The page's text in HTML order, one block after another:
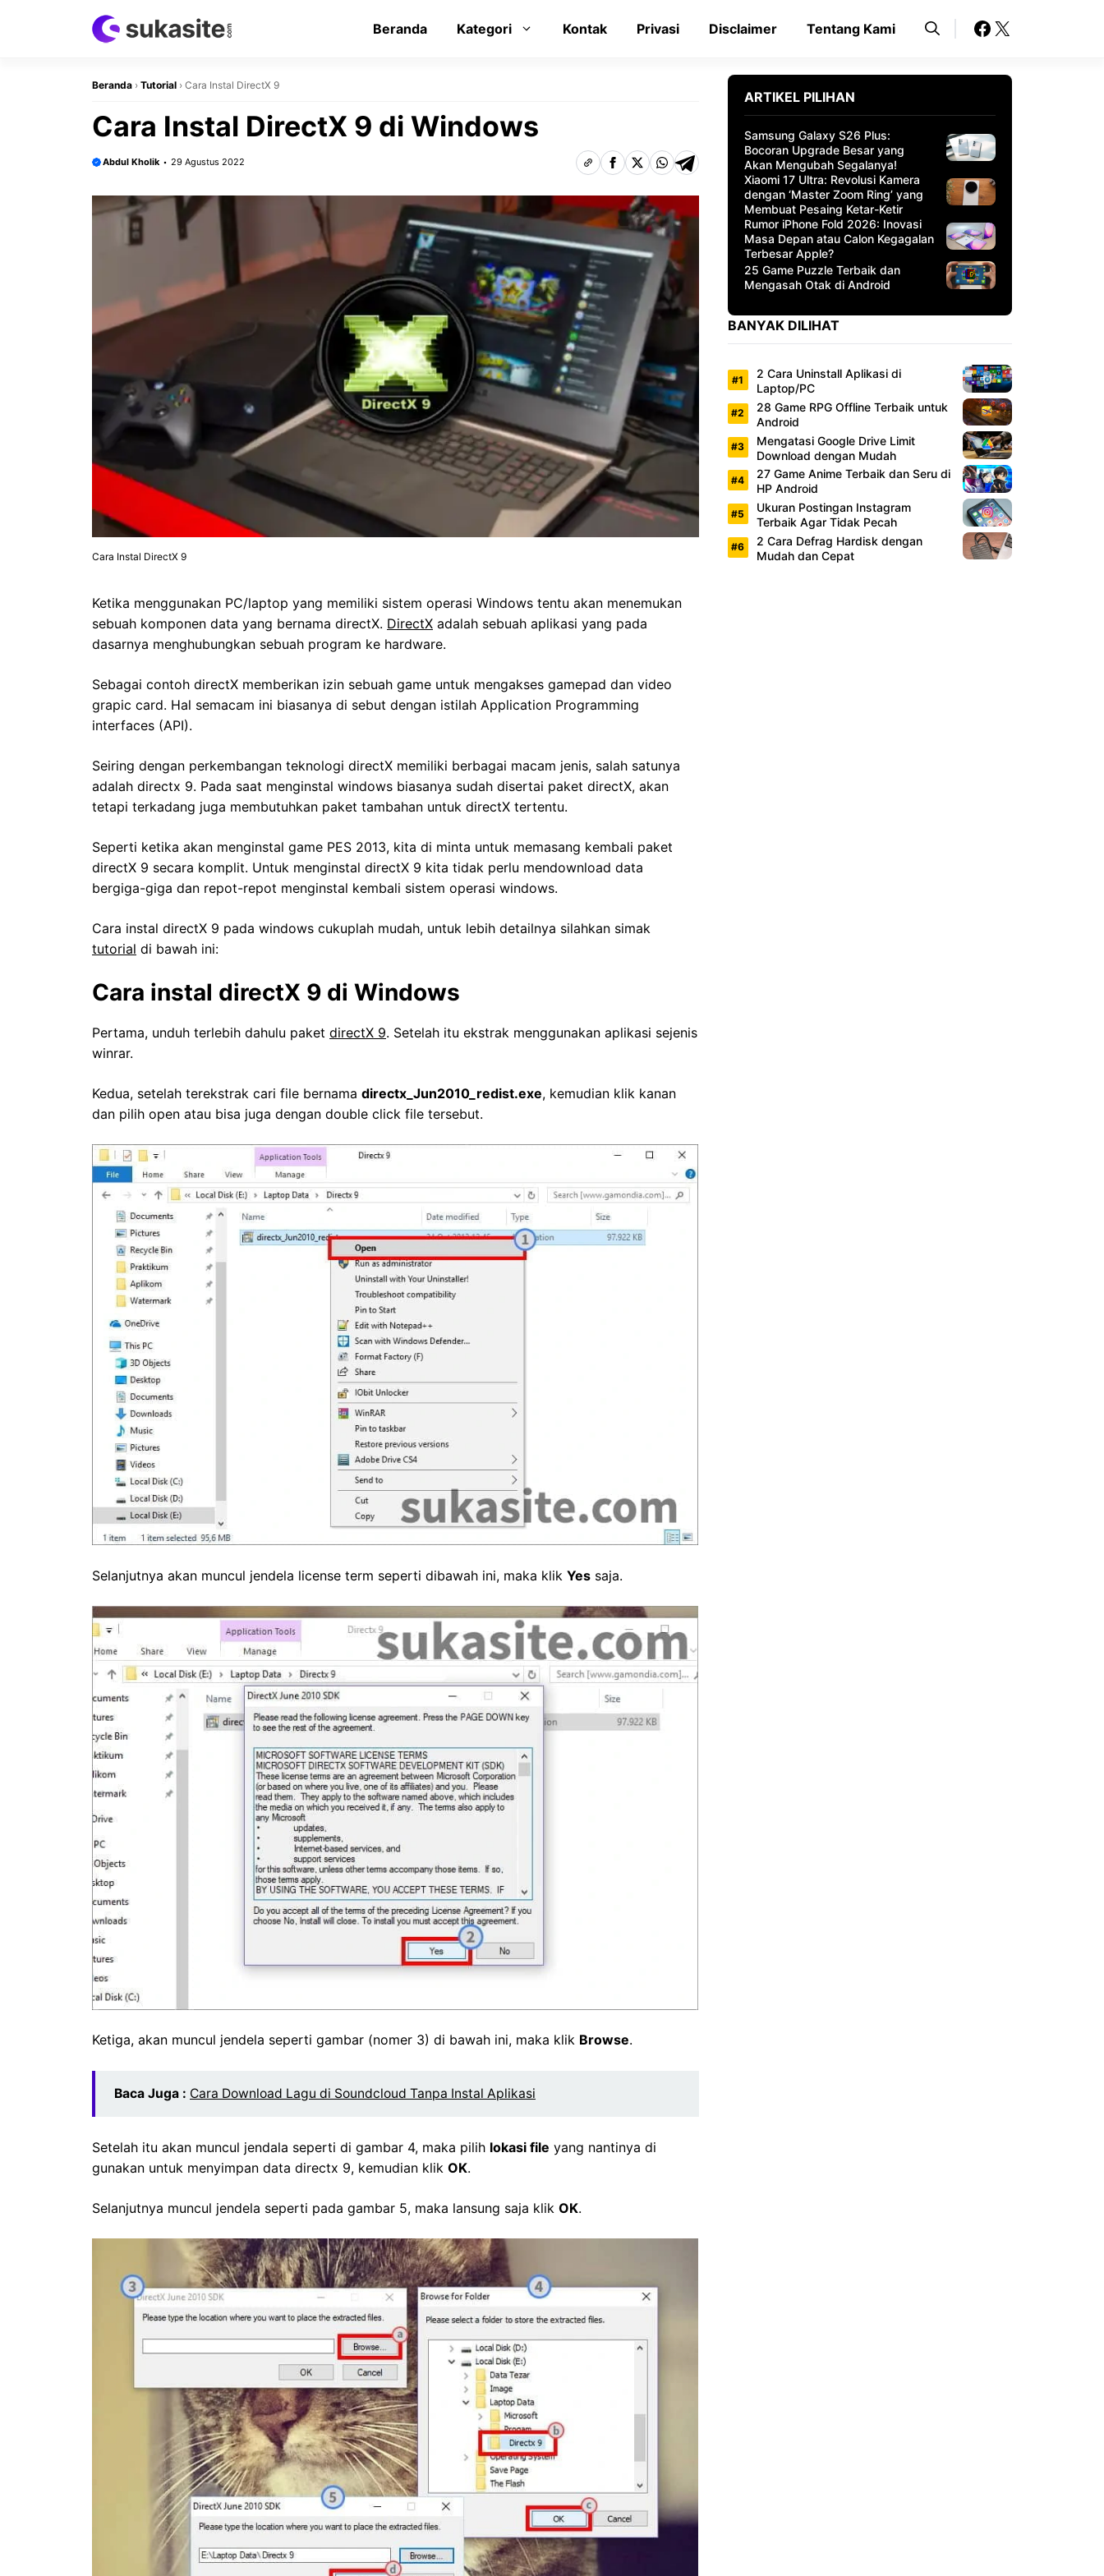
Beranda Kategori Kontak Privasi Disclaimer Tentang Kami Facebook
X
Beranda › Tutorial › Cara Instal DirectX 9
Cara Instal DirectX 9 di Windows
Abdul Kholik 29 Agustus 2022
Cara Instal DirectX 9
Ketika menggunakan PC/laptop yang memiliki sistem operasi Windows tentu akan menemukan
sebuah komponen data yang bernama directX. DirectX adalah sebuah aplikasi yang pada
dasarnya menghubungkan sebuah program ke hardware.
Sebagai contoh directX memberikan izin sebuah game untuk mengakses gamepad dan video
grapic card. Hal semacam ini biasanya di sebut dengan istilah Application Programming
interfaces (API).
Seiring dengan perkembangan teknologi directX memiliki berbagai macam jenis, salah satunya
adalah directx 9. Pada saat menginstal windows biasanya sudah disertai paket directX, akan
tetapi terkadang juga membutuhkan paket tambahan untuk directX tertentu.
Seperti ketika akan menginstal game PES 2013, kita di minta untuk memasang kembali paket
directX 9 secara komplit. Untuk menginstal directX 9 kita tidak perlu mendownload data
bergiga-giga dan repot-repot menginstal kembali sistem operasi windows.
Cara instal directX 9 pada windows cukuplah mudah, untuk lebih detailnya silahkan simak
tutorial di bawah ini:
Cara instal directX 9 di Windows
Pertama, unduh terlebih dahulu paket directX 9. Setelah itu ekstrak menggunakan aplikasi sejenis
winrar.
Kedua, setelah terekstrak cari file bernama directx_Jun2010_redist.exe, kemudian klik kanan
dan pilih open atau bisa juga dengan double click file tersebut.
Selanjutnya akan muncul jendela license term seperti dibawah ini, maka klik Yes saja.
Ketiga, akan muncul jendela seperti gambar (nomer 3) di bawah ini, maka klik Browse.
Baca Juga : Cara Download Lagu di Soundcloud Tanpa Instal Aplikasi
Setelah itu akan muncul jendala seperti di gambar 4, maka pilih lokasi file yang nantinya di
gunakan untuk menyimpan data directx 9, kemudian klik OK.
Selanjutnya muncul jendela seperti pada gambar 5, maka lansung saja klik OK.
ARTIKEL PILIHAN
Samsung Galaxy S26 Plus:
Bocoran Upgrade Besar yang
Akan Mengubah Segalanya!
Xiaomi 17 Ultra: Revolusi Kamera
dengan ‘Master Zoom Ring’ yang
Membuat Pesaing Ketar-Ketir
Rumor iPhone Fold 2026: Inovasi
Masa Depan atau Calon Kegagalan
Terbesar Apple?
25 Game Puzzle Terbaik dan
Mengasah Otak di Android
BANYAK DILIHAT
2 Cara Uninstall Aplikasi di
Laptop/PC
28 Game RPG Offline Terbaik untuk
Android
Mengatasi Google Drive Limit
Download dengan Mudah
27 Game Anime Terbaik dan Seru di
HP Android
Ukuran Postingan Instagram
Terbaik Agar Tidak Pecah
2 Cara Defrag Hardisk dengan
Mudah dan Cepat